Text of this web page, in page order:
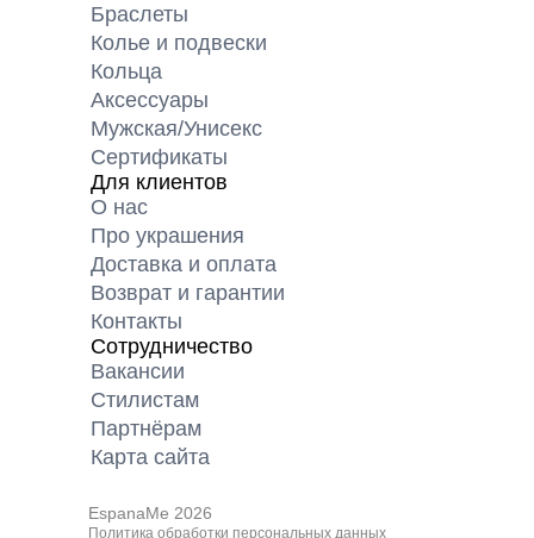
Браслеты
Колье и подвески
Кольца
Аксессуары
Мужская/Унисекс
Сертификаты
Для клиентов
О нас
Про украшения
Доставка и оплата
Возврат и гарантии
Контакты
Сотрудничество
Вакансии
Cтилистам
Партнёрам
Карта cайта
EspanaMe 2026
Политика обработки персональных данных